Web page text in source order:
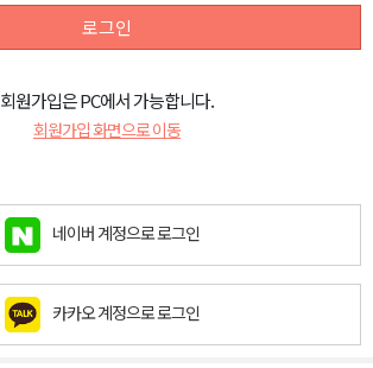
로그인
회원가입은 PC에서 가능합니다.
회원가입 화면으로 이동
네이버 계정으로 로그인
카카오 계정으로 로그인